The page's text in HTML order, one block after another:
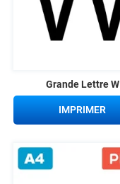
Grande Lettre W
IMPRIMER